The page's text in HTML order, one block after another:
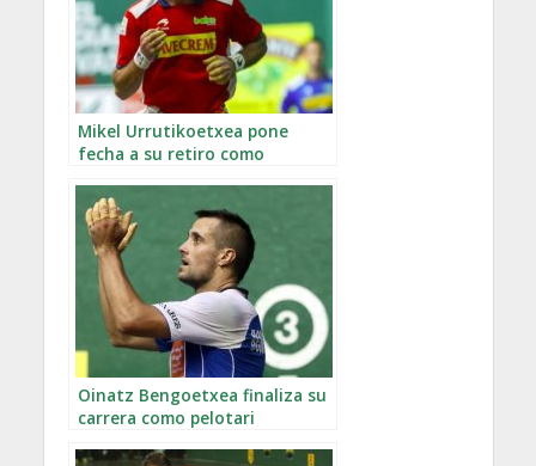
Mikel Urrutikoetxea pone
fecha a su retiro como
Oinatz Bengoetxea finaliza su
carrera como pelotari